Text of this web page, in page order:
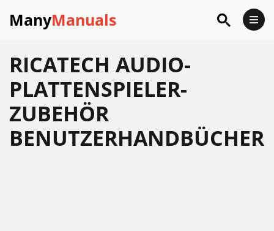
ManyManuals
RICATECH AUDIO-
PLATTENSPIELER-
ZUBEHÖR
BENUTZERHANDBÜCHER